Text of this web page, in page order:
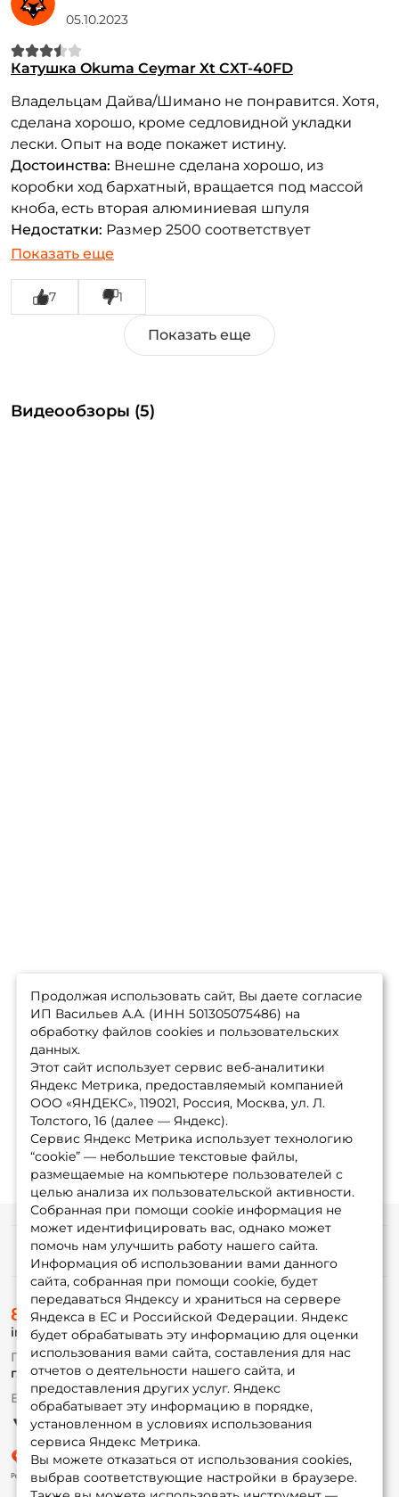
05.10.2023
Катушка Okuma Ceymar Xt CXT-40FD
Владельцам Дайва/Шимано не понравится. Хотя,
сделана хорошо, кроме седловидной укладки
лески. Опыт на воде покажет истину.
Достоинства: Внешне сделана хорошо, из
коробки ход бархатный, вращается под массой
кноба, есть вторая алюминиевая шпуля
Недостатки: Размер 2500 соответствует
1500...2000 по Дайве, дома при намотке лески
лесоукладывателя. Намотка дески седлом,
причём, не доходит до внутренних торцев шпули,
явно маловат ход шпули, не рассчитали. Ротор
катушки с огромными окнами по бокам,
Показать еще
7 1
Видеообзоры (5)
Продолжая использовать сайт, Вы даете согласие
ИП Васильев А.А. (ИНН 501305075486) на
обработку файлов cookies и пользовательских
данных.
Этот сайт использует сервис веб-аналитики
Яндекс Метрика, предоставляемый компанией
ООО «ЯНДЕКС», 119021, Россия, Москва, ул. Л.
Толстого, 16 (далее — Яндекс).
Сервис Яндекс Метрика использует технологию
“cookie” — небольшие текстовые файлы,
размещаемые на компьютере пользователей с
целью анализа их пользовательской активности.
Собранная при помощи cookie информация не
может идентифицировать вас, однако может
помочь нам улучшить работу нашего сайта.
Информация об использовании вами данного
сайта, собранная при помощи cookie, будет
передаваться Яндексу и храниться на сервере
Яндекса в ЕС и Российской Федерации. Яндекс
будет обрабатывать эту информацию для оценки
использования вами сайта, составления для нас
отчетов о деятельности нашего сайта, и
предоставления других услуг. Яндекс
обрабатывает эту информацию в порядке,
установленном в условиях использования
сервиса Яндекс Метрика.
Вы можете отказаться от использования cookies,
выбрав соответствующие настройки в браузере.
Информация
О магазине
Доставка
Оплата
Fox-bonus
Гуру
Партнерская программа
8 (495) 532-77-88
info@foxfishing.ru
По вопросам с заказом
г. Москва, ул. Плеханова д.7
Ежедневно 10:00 до 20:00